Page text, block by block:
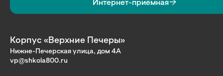
Интернет-приёмная
Корпус «Верхние Печеры»
Нижне-Печерская улица, дом 4А
vp@shkola800.ru